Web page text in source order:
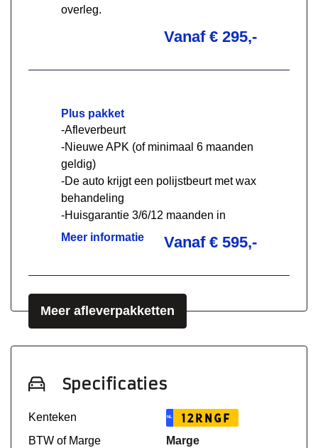
overleg.
Vanaf € 295,-
Plus pakket
-Afleverbeurt
-Nieuwe APK (of minimaal 6 maanden
geldig)
-De auto krijgt een polijstbeurt met wax
behandeling
-Huisgarantie 3/6/12 maanden in
overleg
Meer informatie Vanaf € 595,-
Meer afleverpakketten
Specificaties
Kenteken NL 12RNGF
BTW of Marge
Marge